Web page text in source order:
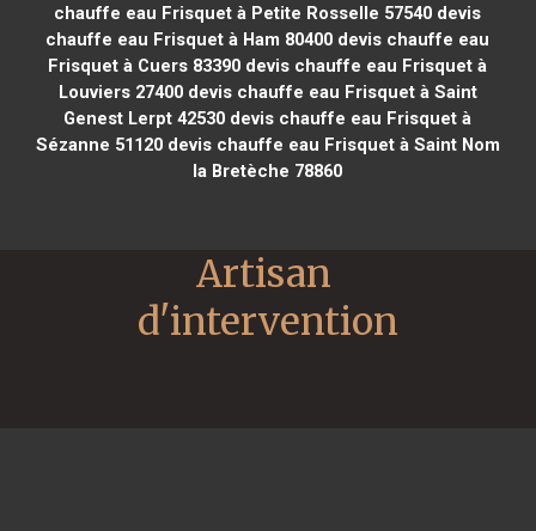
chauffe eau Frisquet à Petite Rosselle 57540 devis
chauffe eau Frisquet à Ham 80400 devis chauffe eau
Frisquet à Cuers 83390 devis chauffe eau Frisquet à
Louviers 27400devis chauffe eau Frisquet à Saint
Genest Lerpt 42530 devis chauffe eau Frisquet à
Sézanne 51120devis chauffe eau Frisquet à Saint Nom
la Bretèche 78860
Artisan
d'intervention